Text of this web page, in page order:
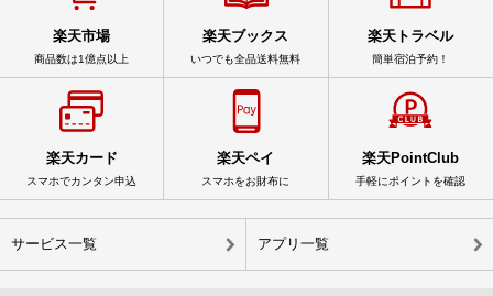
楽天市場
商品数は1億点以上
楽天ブックス
いつでも全品送料無料
楽天トラベル
簡単宿泊予約！
楽天カード
スマホでカンタン申込
楽天ペイ
スマホをお財布に
楽天PointClub
手軽にポイントを確認
サービス一覧 アプリ一覧